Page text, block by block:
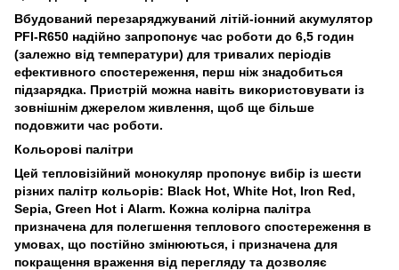
Вбудований перезаряджуваний літій-іонний акумулятор
PFI-R650 надійно запропонує час роботи до 6,5 годин
(залежно від температури) для тривалих періодів
ефективного спостереження, перш ніж знадобиться
підзарядка. Пристрій можна навіть використовувати із
зовнішнім джерелом живлення, щоб ще більше
подовжити час роботи.
Кольорові палітри
Цей тепловізійний монокуляр пропонує вибір із шести
різних палітр кольорів: Black Hot, White Hot, Iron Red,
Sepia, Green Hot і Alarm. Кожна колірна палітра
призначена для полегшення теплового спостереження в
умовах, що постійно змінюються, і призначена для
покращення враження від перегляду та дозволяє